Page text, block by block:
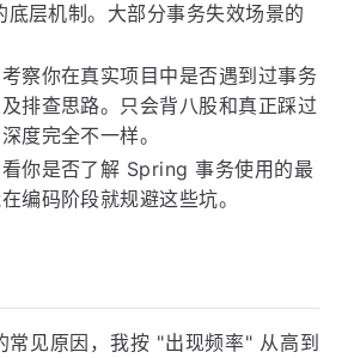
底层机制。大部分事务失效场景的
察你在真实项目中是否遇到过事务
排查思路。只会背八股和真正踩过
度完全不一样。
看你是否了解 Spring 事务使用的最
编码阶段就规避这些坑。
常见原因，我按 "出现频率" 从高到